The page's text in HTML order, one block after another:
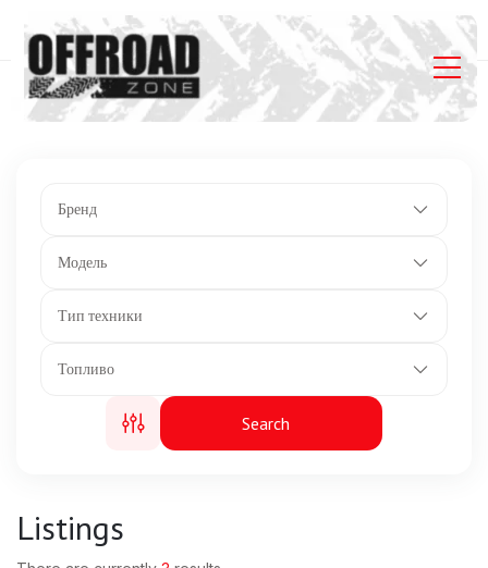
Главная Listings Автоматическая коробка передач Rotax DCT
Бренд
Модель
Тип техники
Топливо
Search
Listings